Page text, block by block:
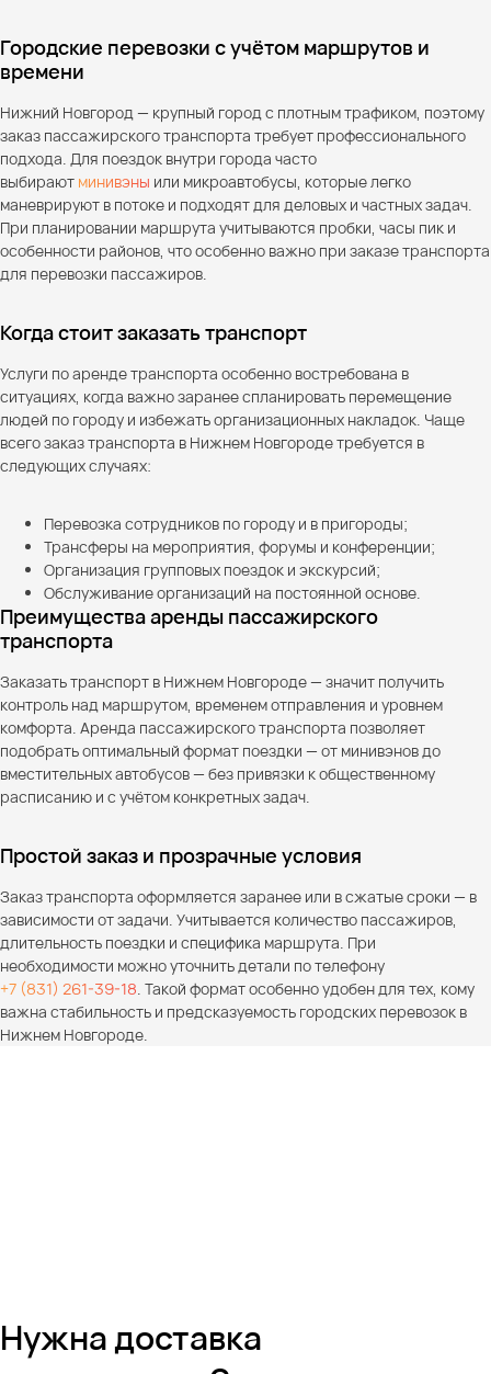
Городские перевозки с учётом маршрутов и
времени
Нижний Новгород — крупный город с плотным трафиком, поэтому
заказ пассажирского транспорта требует профессионального
подхода. Для поездок внутри города часто
выбирают минивэны или микроавтобусы, которые легко
маневрируют в потоке и подходят для деловых и частных задач.
При планировании маршрута учитываются пробки, часы пик и
особенности районов, что особенно важно при заказе транспорта
для перевозки пассажиров.
Когда стоит заказать транспорт
Услуги по аренде транспорта особенно востребована в
ситуациях, когда важно заранее спланировать перемещение
людей по городу и избежать организационных накладок. Чаще
всего заказ транспорта в Нижнем Новгороде требуется в
следующих случаях:
Перевозка сотрудников по городу и в пригороды;
Трансферы на мероприятия, форумы и конференции;
Организация групповых поездок и экскурсий;
Обслуживание организаций на постоянной основе.
Преимущества аренды пассажирского
транспорта
Заказать транспорт в Нижнем Новгороде — значит получить
контроль над маршрутом, временем отправления и уровнем
комфорта. Аренда пассажирского транспорта позволяет
подобрать оптимальный формат поездки — от минивэнов до
вместительных автобусов — без привязки к общественному
расписанию и с учётом конкретных задач.
Простой заказ и прозрачные условия
Заказ транспорта оформляется заранее или в сжатые сроки — в
зависимости от задачи. Учитывается количество пассажиров,
длительность поездки и специфика маршрута. При
необходимости можно уточнить детали по телефону
+7 (831) 261-39-18. Такой формат особенно удобен для тех, кому
важна стабильность и предсказуемость городских перевозок в
Нижнем Новгороде.
Нужна доставка